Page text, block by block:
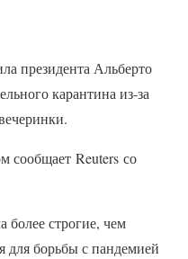
президента Альберто
карантина из-за
сообщает Reuters со
более строгие, чем
для борьбы с пандемией